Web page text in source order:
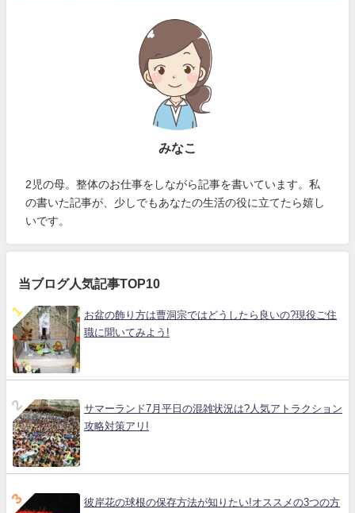
みなこ
2児の母。整体のお仕事をしながら記事を書いています。私
の書いた記事が、少しでもあなたの生活の役に立てたら嬉し
いです。
当ブログ人気記事TOP10
お盆の飾り方は曹洞宗ではどうしたら良いの?現役ご住
職に聞いてみよう!
サマーランド7月平日の混雑状況は?人気アトラクション
攻略対策アリ!
彼岸花の球根の保存方法が知りたい!オススメの3つの方